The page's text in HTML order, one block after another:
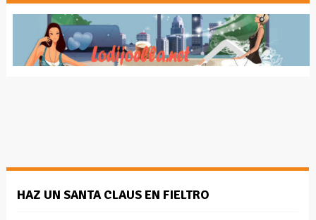
HAZ UN SANTA CLAUS EN FIELTRO